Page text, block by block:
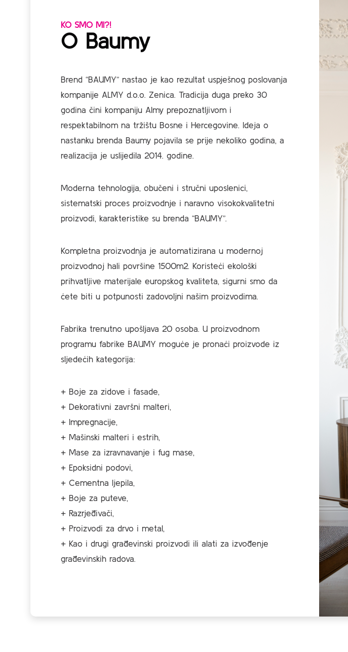
KO SMO MI?!
O Baumy
Brend “BAUMY” nastao je kao rezultat uspješnog poslovanja
kompanije ALMY d.o.o. Zenica. Tradicija duga preko 30
godina čini kompaniju Almy prepoznatljivom i
respektabilnom na tržištu Bosne i Hercegovine. Ideja o
nastanku brenda Baumy pojavila se prije nekoliko godina, a
realizacija je uslijedila 2014. godine.
Moderna tehnologija, obučeni i stručni uposlenici,
sistematski proces proizvodnje i naravno visokokvalitetni
proizvodi, karakteristike su brenda “BAUMY”.
Kompletna proizvodnja je automatizirana u modernoj
proizvodnoj hali površine 1500m2. Koristeći ekološki
prihvatljive materijale europskog kvaliteta, sigurni smo da
ćete biti u potpunosti zadovoljni našim proizvodima.
Fabrika trenutno upošljava 20 osoba. U proizvodnom
programu fabrike BAUMY moguće je pronaći proizvode iz
sljedećih kategorija:
+ Boje za zidove i fasade,
+ Dekorativni završni malteri,
+ Impregnacije,
+ Mašinski malteri i estrih,
+ Mase za izravnavanje i fug mase,
+ Epoksidni podovi,
+ Cementna ljepila,
+ Boje za puteve,
+ Razrjeđivači,
+ Proizvodi za drvo i metal,
+ Kao i drugi građevinski proizvodi ili alati za izvođenje
građevinskih radova.